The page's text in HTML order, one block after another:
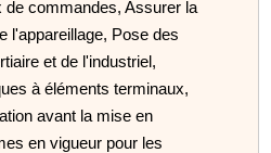
commandes, Assurer la
l'appareillage, Pose des
et de l'industriel,
à éléments terminaux,
avant la mise en
en vigueur pour les